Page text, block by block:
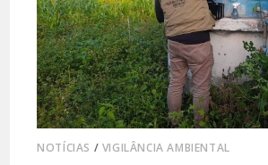
NOTÍCIAS / VIGILÂNCIA AMBIENTAL